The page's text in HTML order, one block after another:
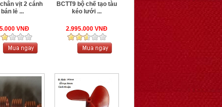
vịt 2 cánh
bán lẻ ...
VNĐ
BCTT9 bộ chế tạo tàu
kéo lưới ...
2.995.000 VNĐ